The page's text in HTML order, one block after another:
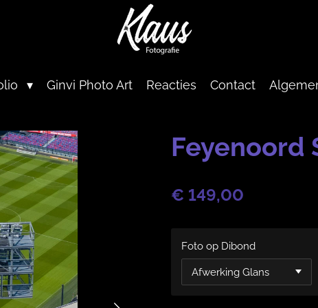
Ginvi Photo Art Reacties Contact
Feyenoord
€ 149,00
Foto op Dibond